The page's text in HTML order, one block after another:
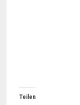
Teilen